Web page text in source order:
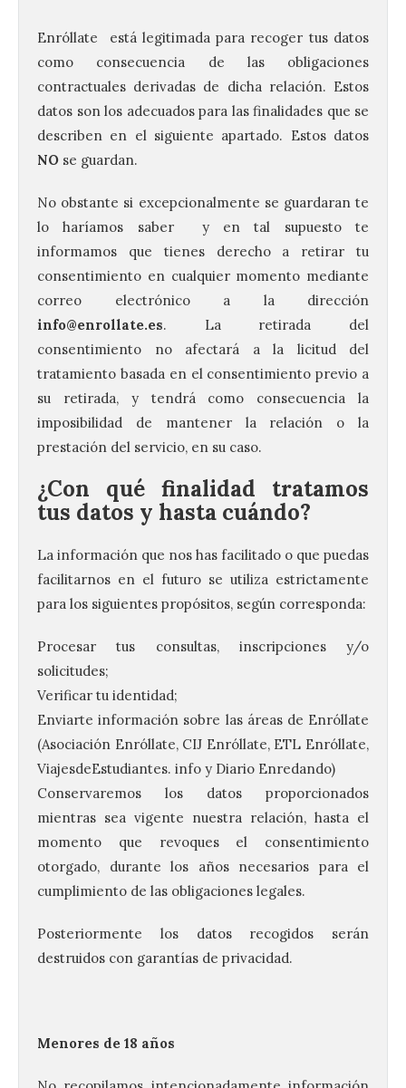
Enróllate está legitimada para recoger tus datos
como consecuencia de las obligaciones
contractuales derivadas de dicha relación. Estos
datos son los adecuados para las finalidades que se
describen en el siguiente apartado. Estos datos
NO se guardan.
No obstante si excepcionalmente se guardaran te
lo haríamos saber y en tal supuesto te
informamos que tienes derecho a retirar tu
consentimiento en cualquier momento mediante
correo electrónico a la dirección
info@enrollate.es. La retirada del
consentimiento no afectará a la licitud del
tratamiento basada en el consentimiento previo a
su retirada, y tendrá como consecuencia la
imposibilidad de mantener la relación o la
prestación del servicio, en su caso.
¿Con qué finalidad tratamos
tus datos y hasta cuándo?
La información que nos has facilitado o que puedas
facilitarnos en el futuro se utiliza estrictamente
para los siguientes propósitos, según corresponda:
Procesar tus consultas, inscripciones y/o
solicitudes;
Verificar tu identidad;
Enviarte información sobre las áreas de Enróllate
(Asociación Enróllate, CIJ Enróllate, ETL Enróllate,
ViajesdeEstudiantes. info y Diario Enredando)
Conservaremos los datos proporcionados
mientras sea vigente nuestra relación, hasta el
momento que revoques el consentimiento
otorgado, durante los años necesarios para el
cumplimiento de las obligaciones legales.
Posteriormente los datos recogidos serán
destruidos con garantías de privacidad.
Menores de 18 años